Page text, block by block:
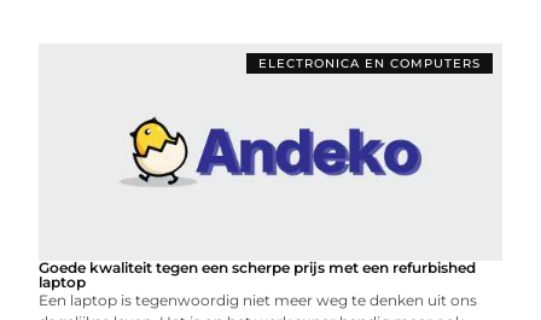
ELECTRONICA EN COMPUTERS
Goede kwaliteit tegen een scherpe prijs met een refurbished
laptop
Een laptop is tegenwoordig niet meer weg te denken uit ons